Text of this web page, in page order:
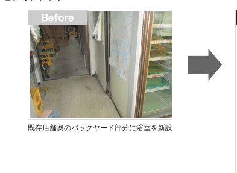
既存店舗奥のバックヤード部分に浴室を新設